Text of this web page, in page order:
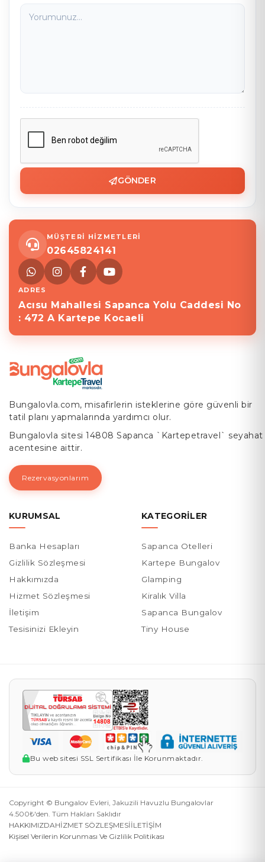
GÖNDER
MÜŞTERİ HİZMETLERİ
02645824141
ADRES
Acısu Mahallesi Sapanca Yolu Caddesi No
: 472 A Kartepe Kocaeli
Bungalovla.com, misafirlerin isteklerine göre güvenli bir
tatil planı yapmalarında yardımcı olur.
Bungalovla sitesi 14808 Sapanca `Kartepetravel` seyahat
acentesine aittir.
Rezervasyonlarım
KURUMSAL
Banka Hesapları
Gizlilik Sözleşmesi
Hakkımızda
Hizmet Sözleşmesi
İletişim
Tesisinizi Ekleyin
KATEGORILER
Sapanca Otelleri
Kartepe Bungalov
Glamping
Kiralık Villa
Sapanca Bungalov
Tiny House
Bu web sitesi SSL Sertifikası İle Korunmaktadır.
Copyright © Bungalov Evleri, Jakuzili Havuzlu Bungalovlar
4.500₺'den. Tüm Hakları Saklıdır
HAKKIMIZDAHİZMET SÖZLEŞMESİİLETİŞİM
Kişisel Verilerin Korunması Ve Gizlilik Politikası